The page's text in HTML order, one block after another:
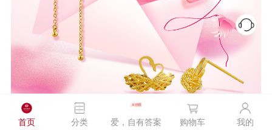
首页 分类 爱，自有答案 购物车 我的